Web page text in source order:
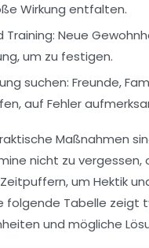
Wirkung entfalten.
Training: Neue
um zu festigen.
suchen: Freunde,
auf Fehler
Maßnahmen
nicht zu
um Hektik
folgende Tabelle zeigt
und mögliche